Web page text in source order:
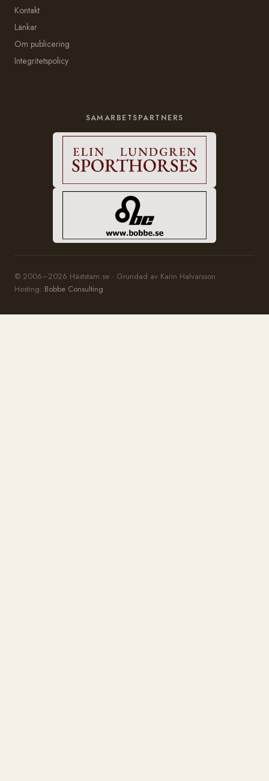
Kontakt
Länkar
Om publicering
Integritetspolicy
SAMARBETSPARTNERS
© 2006–2026 Häststam.se · Grundad av Karin Halvarsson
Hosting: Bobbe Consulting